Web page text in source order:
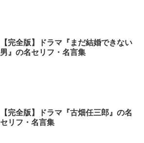
【完全版】ドラマ『まだ結婚できない
男』の名セリフ・名言集
【完全版】ドラマ『古畑任三郎』の名
セリフ・名言集